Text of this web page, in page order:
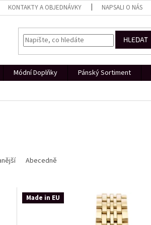
KONTAKTY A OBJEDNÁVKY NAPSALI O NÁS
HLEDAT
Módní Doplňky Pánský Sortiment
Abecedně
Made in EU